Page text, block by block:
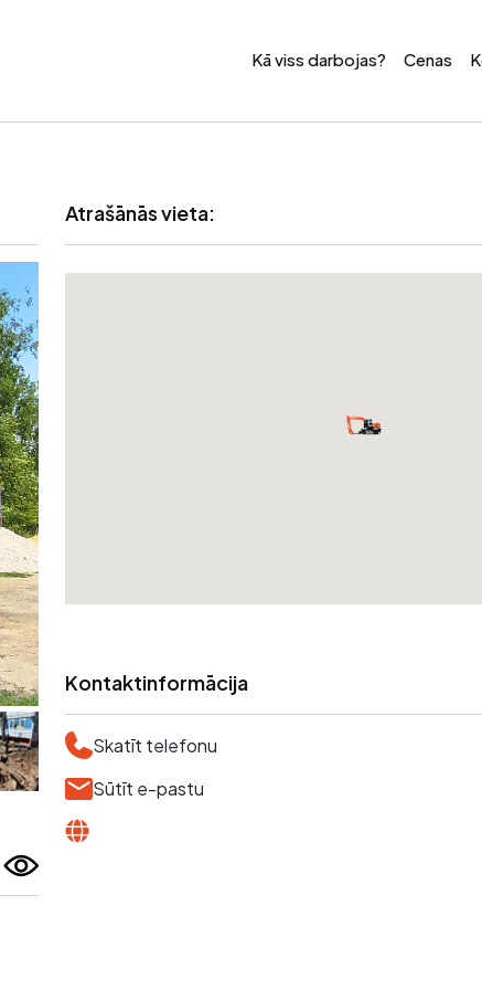
Kā viss darbojas? Cenas
Atrašānās vieta:
Kontaktinformācija
Skatīt telefonu
Sūtīt e-pastu